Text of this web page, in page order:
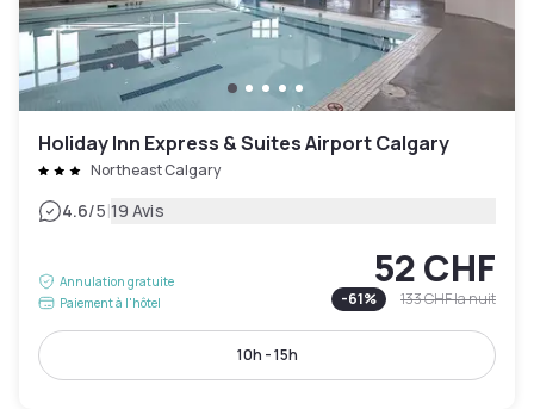
Holiday Inn Express & Suites Airport Calgary
Northeast Calgary
4.6/5|19 Avis
Annulation gratuite
Paiement à l'hôtel
52 CHF
-61% 133 CHFla nuit
10h - 15h